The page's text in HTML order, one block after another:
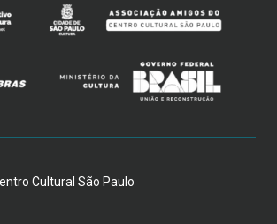
Cultural São Paulo